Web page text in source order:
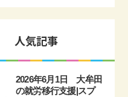
人気記事
2026年6月1日 大牟田
の就労移行支援|スプ